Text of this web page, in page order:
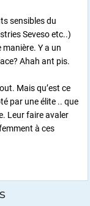
sensibles du
Seveso etc..)
Y a un
Ahah ant pis.
Mais qu’est ce
par une élite .. que
Leur faire avaler
à ces